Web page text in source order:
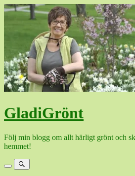
Hoppa
GladiGrönt
Följ min blogg om allt härligt grönt och
hemmet!
MenySök